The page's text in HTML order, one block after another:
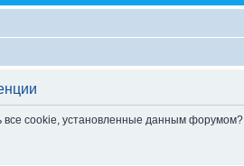
все cookie, установленные данным форумом?